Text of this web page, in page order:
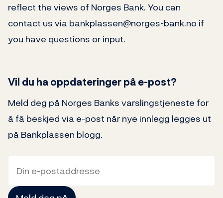
reflect the views of Norges Bank. You can
contact us via bankplassen@norges-bank.no if
you have questions or input.
Vil du ha oppdateringer på e-post?
Meld deg på Norges Banks varslingstjeneste for
å få beskjed via e-post når nye innlegg legges ut
på Bankplassen blogg.